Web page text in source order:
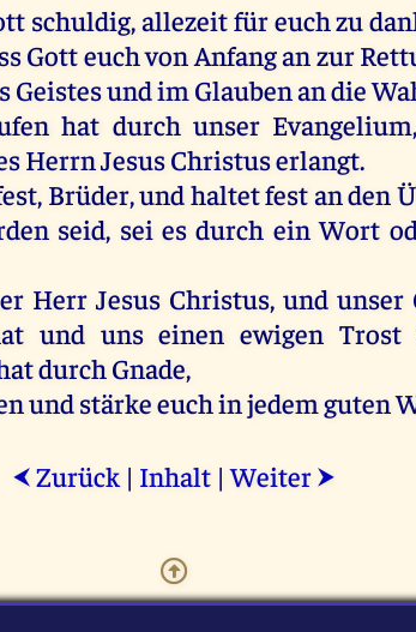
schuldig,allezeitfüreuchzu
Gotteuchvon Anfangan zur
Geistesundim Glaubenandie
hat durch unser Evangelium
HerrnJesusChristuserlangt.
, Brüder,und haltetfestanden
seid, sei es durch ein Wort
Herr Jesus Christus,und unser
und uns einen ewigen Trost
durch Gnade,
und stärkeeuchinjedem guten
⮜ Zurück | Inhalt |Weiter ⮞